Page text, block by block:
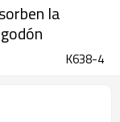
la
K638-4